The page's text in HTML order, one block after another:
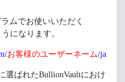
ムでお使いいただく
になります。
お客様のユーザーネーム/ja
選ばれたBullionVaultにおけ